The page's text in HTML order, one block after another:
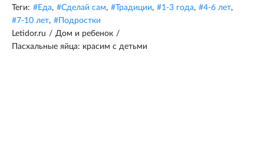
Теги: #Еда, #Сделай сам, #Традиции, #1-3 года, #4-6 лет,
#7-10 лет, #Подростки
Letidor.ru / Дом и ребенок /
Пасхальные яйца: красим с детьми